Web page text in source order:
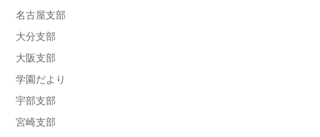
名古屋支部
大分支部
大阪支部
学園だより
宇部支部
宮崎支部